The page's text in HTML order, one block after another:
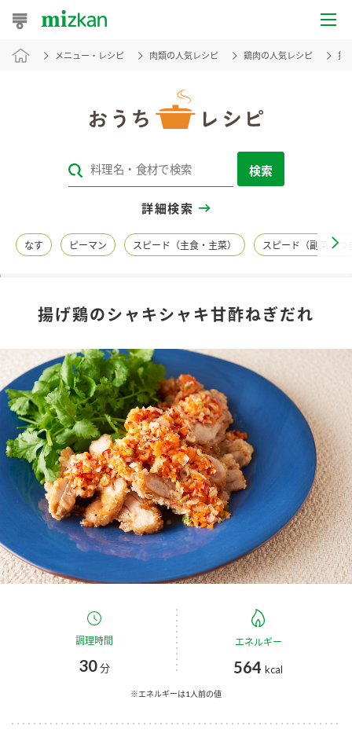
おうちレシピ
レシピカテゴリ一覧
レシピ名特集
商品情報
商品カテゴリ
酢 調味酢
お酢ドリンク ぽん酢
みりん風・料理酒 鍋用調味料
スープ 中華
新商品一覧
キャンペーン情報
ブランド・スペシャルサイト
ブランド・スペシャルサイト トップ
商品ブランドサイト
Fibee（ファイビー）
カンタン酢
お酢ドリンク
かおりの蔵
企業情報
国内事業概要
ミツカングループについて
企業理念
ミツカンを知る
メニュー・レシピ 肉類の人気レシピ 鶏肉の人気レシピ 揚
検索
詳細検索
なす ピーマン スピード（主食・主菜） スピード（副菜・つ
揚げ鶏のシャキシャキ甘酢ねぎだれ
調理時間
30分
エネルギー
564 kcal
※エネルギーは1人前の値